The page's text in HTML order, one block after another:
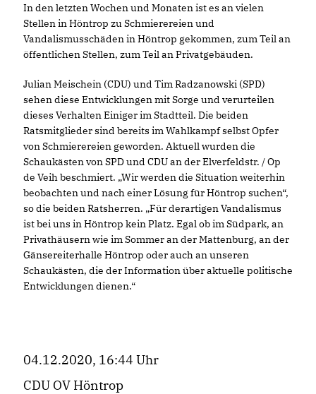
In den letzten Wochen und Monaten ist es an vielen
Stellen in Höntrop zu Schmierereien und
Vandalismusschäden in Höntrop gekommen, zum Teil an
öffentlichen Stellen, zum Teil an Privatgebäuden.
Julian Meischein (CDU) und Tim Radzanowski (SPD)
sehen diese Entwicklungen mit Sorge und verurteilen
dieses Verhalten Einiger im Stadtteil. Die beiden
Ratsmitglieder sind bereits im Wahlkampf selbst Opfer
von Schmierereien geworden. Aktuell wurden die
Schaukästen von SPD und CDU an der Elverfeldstr. / Op
de Veih beschmiert. „Wir werden die Situation weiterhin
beobachten und nach einer Lösung für Höntrop suchen“,
so die beiden Ratsherren. „Für derartigen Vandalismus
ist bei uns in Höntrop kein Platz. Egal ob im Südpark, an
Privathäusern wie im Sommer an der Mattenburg, an der
Gänsereiterhalle Höntrop oder auch an unseren
Schaukästen, die der Information über aktuelle politische
Entwicklungen dienen.“
04.12.2020, 16:44 Uhr
CDU OV Höntrop